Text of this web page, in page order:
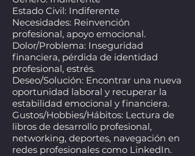
Estado Civil: Indiferente
Necesidades: Reinvención
profesional, apoyo emocional.
Dolor/Problema: Inseguridad
financiera, pérdida de identidad
profesional, estrés.
Deseo/Solución: Encontrar una nueva
oportunidad laboral y recuperar la
estabilidad emocional y financiera.
Gustos/Hobbies/Hábitos: Lectura de
libros de desarrollo profesional,
networking, deportes, navegación en
redes profesionales como LinkedIn.